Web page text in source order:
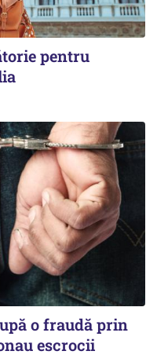
pentru
o fraudă prin
escrocii